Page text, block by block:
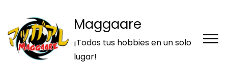
Maggaare
¡Todos tus hobbies en un solo
lugar!